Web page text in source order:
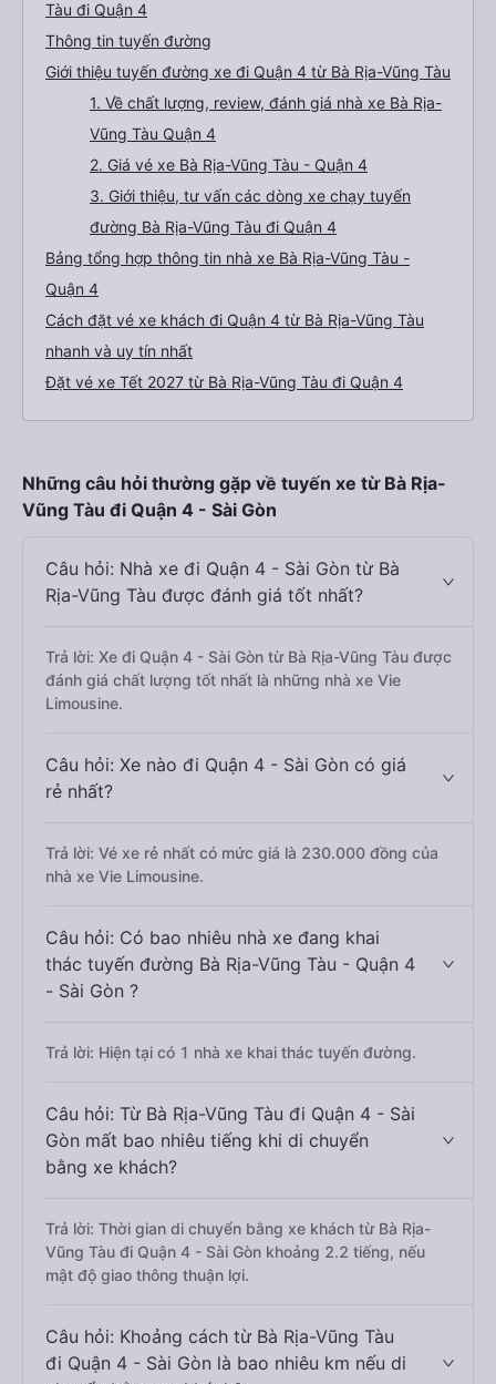
Tàu đi Quận 4
Thông tin tuyến đường
Giới thiệu tuyến đường xe đi Quận 4 từ Bà Rịa-Vũng Tàu
1. Về chất lượng, review, đánh giá nhà xe Bà Rịa-
Vũng Tàu Quận 4
2. Giá vé xe Bà Rịa-Vũng Tàu - Quận 4
3. Giới thiệu, tư vấn các dòng xe chạy tuyến
đường Bà Rịa-Vũng Tàu đi Quận 4
Bảng tổng hợp thông tin nhà xe Bà Rịa-Vũng Tàu -
Quận 4
Cách đặt vé xe khách đi Quận 4 từ Bà Rịa-Vũng Tàu
nhanh và uy tín nhất
Đặt vé xe Tết 2027 từ Bà Rịa-Vũng Tàu đi Quận 4
Những câu hỏi thường gặp về tuyến xe từ Bà Rịa-
Vũng Tàu đi Quận 4 - Sài Gòn
Câu hỏi: Nhà xe đi Quận 4 - Sài Gòn từ Bà
Rịa-Vũng Tàu được đánh giá tốt nhất?
Trả lời: Xe đi Quận 4 - Sài Gòn từ Bà Rịa-Vũng Tàu được
đánh giá chất lượng tốt nhất là những nhà xe Vie
Limousine.
Câu hỏi: Xe nào đi Quận 4 - Sài Gòn có giá
rẻ nhất?
Trả lời: Vé xe rẻ nhất có mức giá là 230.000 đồng của
nhà xe Vie Limousine.
Câu hỏi: Có bao nhiêu nhà xe đang khai
thác tuyến đường Bà Rịa-Vũng Tàu - Quận 4
- Sài Gòn ?
Trả lời: Hiện tại có 1 nhà xe khai thác tuyến đường.
Câu hỏi: Từ Bà Rịa-Vũng Tàu đi Quận 4 - Sài
Gòn mất bao nhiêu tiếng khi di chuyển
bằng xe khách?
Trả lời: Thời gian di chuyển bằng xe khách từ Bà Rịa-
Vũng Tàu đi Quận 4 - Sài Gòn khoảng 2.2 tiếng, nếu
mật độ giao thông thuận lợi.
Câu hỏi: Khoảng cách từ Bà Rịa-Vũng Tàu
đi Quận 4 - Sài Gòn là bao nhiêu km nếu di